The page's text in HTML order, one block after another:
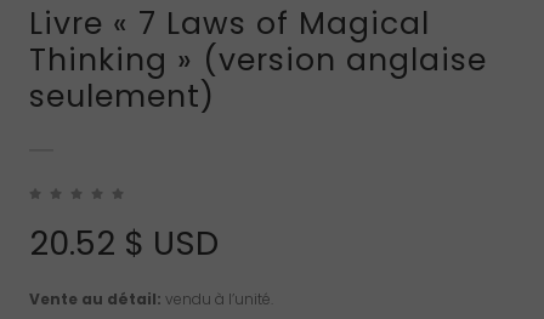
Livre « 7 Laws of Magical
Thinking » (version anglaise
seulement)
20.52 $ USD
Vente au détail: vendu à l’unité.